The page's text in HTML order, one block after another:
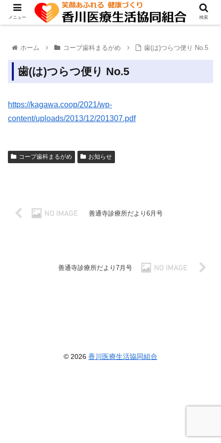
ホーム コープ歯科まるがめ 歯(は)つらつ便り No.5
歯(は)つらつ便り No.5
https://kagawa.coop/2021/wp-
content/uploads/2013/12/201307.pdf
コープ歯科まるがめ お知らせ
善通寺診療所だより6月号
善通寺診療所だより7月号
© 2026 香川医療生活協同組合
メニュー 検索